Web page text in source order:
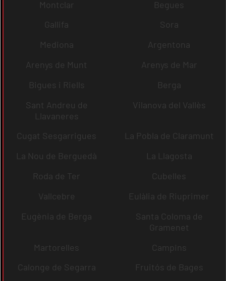
Montclar
Begues
Gallifa
Sora
Mediona
Argentona
Arenys de Munt
Arenys de Mar
Bigues i Riells
Berga
Sant Andreu de
Llavaneres
Vilanova del Vallès
Cugat Sesgarrigues
La Pobla de Claramunt
La Nou de Berguedà
La Llagosta
Roda de Ter
Cubelles
Vallcebre
Eulàlia de Riuprimer
Eugènia de Berga
Santa Coloma de
Gramenet
Martorelles
Campins
Calonge de Segarra
Fruitós de Bages